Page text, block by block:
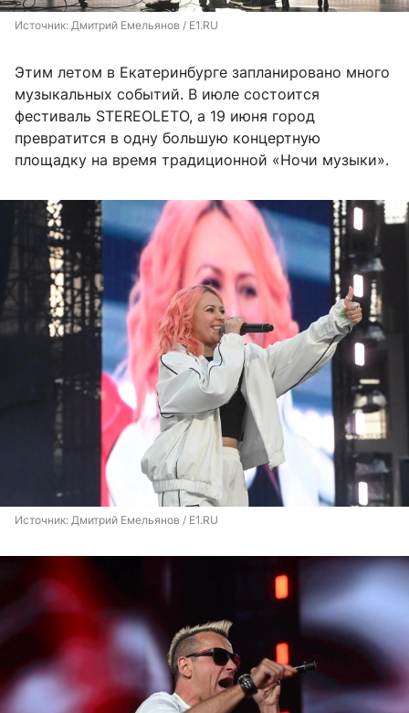
Источник: Дмитрий Емельянов / E1.RU
Этим летом в Екатеринбурге запланировано много
музыкальных событий. В июле состоится
фестиваль STEREOLETO, а 19 июня город
превратится в одну большую концертную
площадку на время традиционной «Ночи музыки».
Источник: Дмитрий Емельянов / E1.RU